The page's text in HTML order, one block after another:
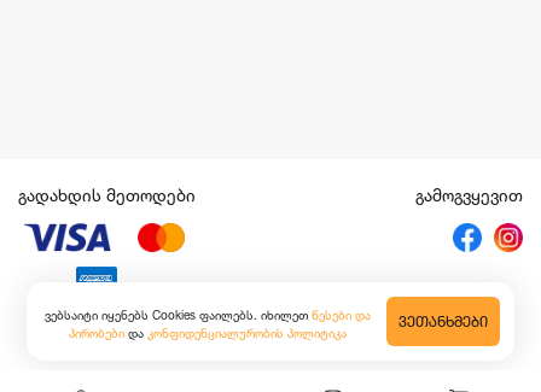
ვებსაიტი იყენებს Cookies ფაილებს. იხილეთ წესები და
პირობები და კონფიდენციალურობის პოლიტიკა
ᲕᲔᲗᲐᲜᲮᲛᲔᲑᲘ
გადახდის მეთოდები გამოგვყევით